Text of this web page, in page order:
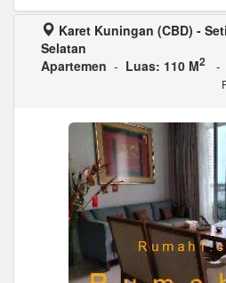
Karet Kuningan (CBD) -
Selatan
Apartemen - Luas: 110 M2 -